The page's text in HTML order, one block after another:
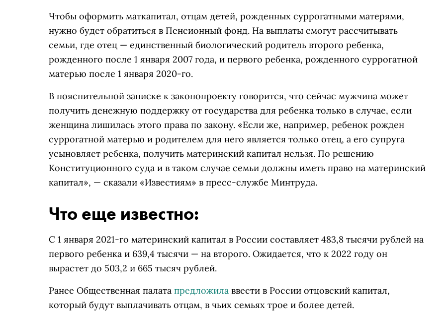
Чтобы оформить маткапитал, отцам детей, рожденных суррогатными матерями,
нужно будет обратиться в Пенсионный фонд. На выплаты смогут рассчитывать
семьи, где отец — единственный биологический родитель второго ребенка,
рожденного после 1 января 2007 года, и первого ребенка, рожденного суррогатной
матерью после 1 января 2020-го.
В пояснительной записке к законопроекту говорится, что сейчас мужчина может
получить денежную поддержку от государства для ребенка только в случае, если
женщина лишилась этого права по закону. «Если же, например, ребенок рожден
суррогатной матерью и родителем для него является только отец, а его супруга
усыновляет ребенка, получить материнский капитал нельзя. По решению
Конституционного суда и в таком случае семьи должны иметь право на материнский
капитал», — сказали «Известиям» в пресс-службе Минтруда.
Что еще известно:
С 1 января 2021-го материнский капитал в России составляет 483,8 тысячи рублей на
первого ребенка и 639,4 тысячи — на второго. Ожидается, что к 2022 году он
вырастет до 503,2 и 665 тысяч рублей.
Ранее Общественная палата предложила ввести в России отцовский капитал,
который будут выплачивать отцам, в чьих семьях трое и более детей.